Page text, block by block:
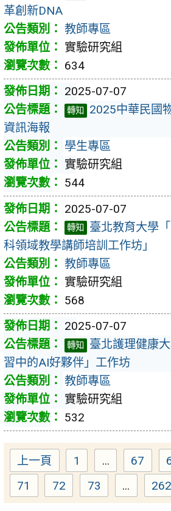
革創新DNA
教師專區
實驗研究組
634
2025-07-07
轉知
2025中華民國
資訊海報
學生專區
實驗研究組
544
2025-07-07
轉知
臺北教育大學
科領域教學講師培訓工作坊」
教師專區
實驗研究組
568
2025-07-07
轉知
臺北護理健康
習中的AI好夥伴」工作坊
教師專區
實驗研究組
532
上一頁 Page
1 ... Page
67
Page
71 Page
72 Page
73 ... 262